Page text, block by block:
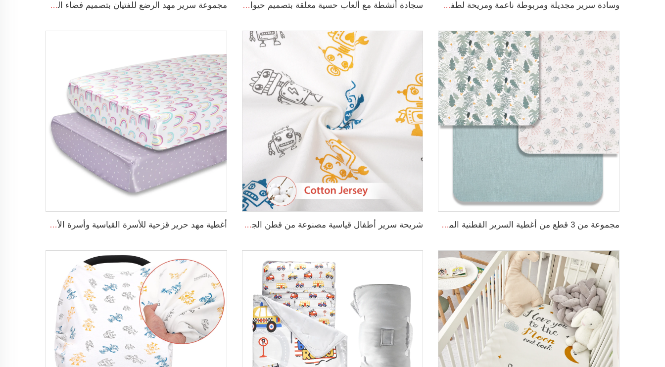
وسادة سرير مجديلة ومربوطة ناعمة ومريحة لطفل صغير يناسب عش النوم للمواليد الجدد سجادة أنشطة مع ألعاب حسية معلقة بتصميم حيوانات لتمارين البطن للأطفال مجموعة سرير مهد الرضع للفتيان بتصميم فضاء الكارتون مجموعة سرير مهد 3 قطع لمهد الطفل ديكور غرفة نوم الأطفال
مجموعة من 3 قطع من أغطية السرير القطنية المسملة المطبوعة بالنقوش الزهرية الملونة ناعمة وقابلة للتنفس شريحة سرير أطفال قياسية مصنوعة من قطن الجيرسيه المعتمد على معيار OEKO-TEX 100، ومناسبة لحجم المراتب القياسية أغطية مهد حرير قزحية للأسرة القياسية وأسرة الأطفال الرضع 100٪ ساتان ناعم غطاء مهد